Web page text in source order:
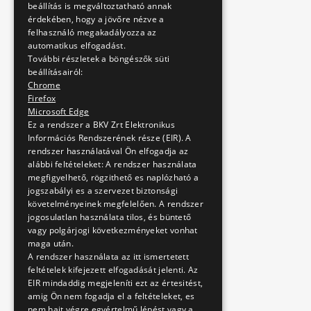
beállítás is megváltoztatható annak
érdekében, hogy a jövőre nézve a
felhasználó megakadályozza az
automatikus elfogadást.
További részletek a böngészők süti
beállításairól:
Chrome
Firefox
Microsoft Edge
Ez a rendszer a BKV Zrt Elektronikus
Információs Rendszerének része (EIR). A
rendszer használatával Ön elfogadja az
alábbi feltételeket: A rendszer használata
megfigyelhető, rögzithető es naplózható a
jogszabályi es a szervezet biztonsági
követelményeinek megfelelően. A rendszer
jogosulatlan használata tilos, és büntető
vagy polgárjogi következményeket vonhat
maga után.
A rendszer használata az itt ismertetett
feltételek kifejezett elfogadását jelenti. Az
EIR mindaddig megjeleníti ezt az értesitést,
amig Ön nem fogadja el a feltételeket, es